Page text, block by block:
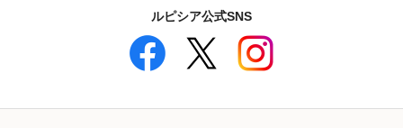
ルピシア公式SNS